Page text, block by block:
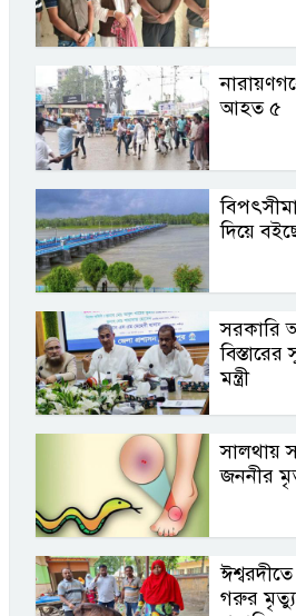
আহত ৫
দিয়ে
সরকারি
মন্ত্রী
সালথায়
জননীর
গরুর